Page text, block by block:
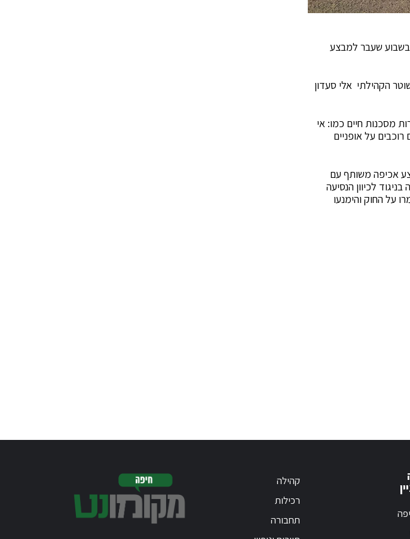
בשבוע שעבר למבצע
הקהילתי אלי סעדון
מסכנות חיים כמו: אי
על אופניים
אכיפה משותף עם
לכיוון הנסיעה
על החוק והימנעו
קהילה
רכילות
תחבורה